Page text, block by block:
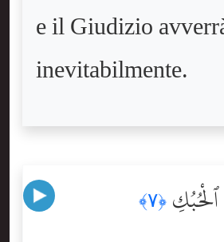
e il Giudizio
inevitabilmente.
﴿٧﴾